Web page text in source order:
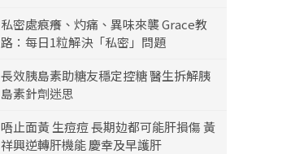
私密處痕癢、灼痛、異味來襲 Grace教
路：每日1粒解決「私密」問題
長效胰島素助糖友穩定控糖 醫生拆解胰
島素針劑迷思
唔止面黃 生痘痘 長期攰都可能肝損傷 黃
祥興逆轉肝機能 慶幸及早護肝